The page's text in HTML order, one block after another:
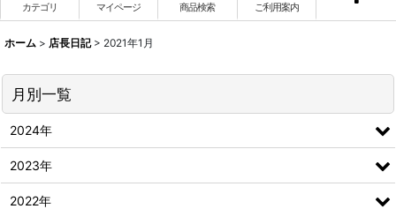
カテゴリ マイページ 商品検索 ご利用案内
ホーム > 店長日記 > 2021年1月
月別一覧
2024年
2023年
2022年